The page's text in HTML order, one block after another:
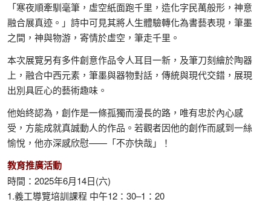
「寒夜順牽馴毫筆，虛空紙面跑千里，造化字民萬般形，神意
融合展真迹。」詩中可見其將人生體驗轉化為書藝表現，筆墨
之間，神與物游，寄情於虛空，筆走千里。
本次展覽另有多件創意作品令人耳目一新，及筆刀刻繪於陶器
上，融合中西元素，筆墨與器物對話，傳統與現代交錯，展現
出別具匠心的藝術趣味。
他始終認為，創作是一條孤獨而漫長的路，唯有忠於內心感
受，方能成就真誠動人的作品。若觀者因他的創作而感到一絲
愉悅，他亦深感欣慰——「不亦快哉」！
教育推廣活動
時間：2025年6月14日(六)
1.義工導覽培訓課程 中午12：30–1：20